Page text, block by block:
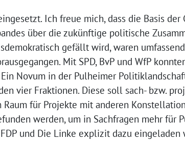
Ich freue mich, dass die Basis der
über die zukünftige politische
gefällt wird, waren
Mit SPD, BvP und WfP
Novum in der Pulheimer
vier Fraktionen. Diese soll sach- bzw.
Raum für Projekte mit anderen
werden, um in Sachfragen mehr für
und Die Linke explizit dazu